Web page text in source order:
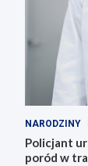
NARODZINY
Policjant
poród w